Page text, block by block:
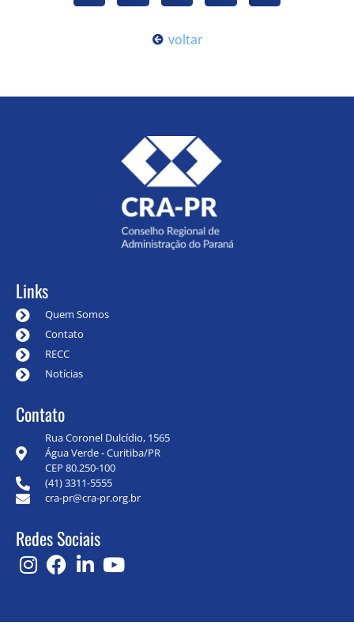
voltar
Links
Quem Somos
Contato
RECC
Notícias
Contato
Rua Coronel Dulcídio, 1565
Água Verde - Curitiba/PR
CEP 80.250-100
(41) 3311-5555
cra-pr@cra-pr.org.br
Redes Sociais